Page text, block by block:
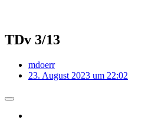
TDv 3/13
mdoerr
23. August 2023 um 22:02